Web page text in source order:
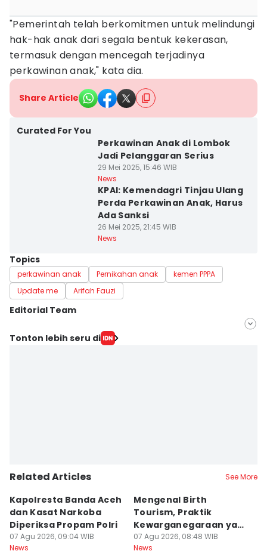
"Pemerintah telah berkomitmen untuk melindungi
hak-hak anak dari segala bentuk kekerasan,
termasuk dengan mencegah terjadinya
perkawinan anak," kata dia.
Share Article
Curated For You
Perkawinan Anak di Lombok
Jadi Pelanggaran Serius
29 Mei 2025, 15:46 WIB
News
KPAI: Kemendagri Tinjau Ulang
Perda Perkawinan Anak, Harus
Ada Sanksi
26 Mei 2025, 21:45 WIB
News
Topics
perkawinan anak Pernikahan anak
kemen PPPA
Update me
Arifah Fauzi
Editorial Team
Editor
Tonton lebih seru di
Related Articles See More
Kapolresta Banda Aceh
dan Kasat Narkoba
Diperiksa Propam Polri
07 Agu 2026, 09:04 WIB
News
Mengenal Birth
Tourism, Praktik
Kewarganegaraan yang
Bikin Trump Gerah
07 Agu 2026, 08:48 WIB
News